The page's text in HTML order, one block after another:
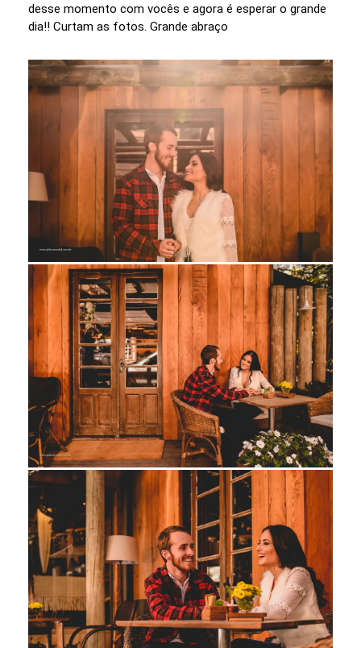
desse momento com vocês e agora é esperar o grande
dia!! Curtam as fotos. Grande abraço